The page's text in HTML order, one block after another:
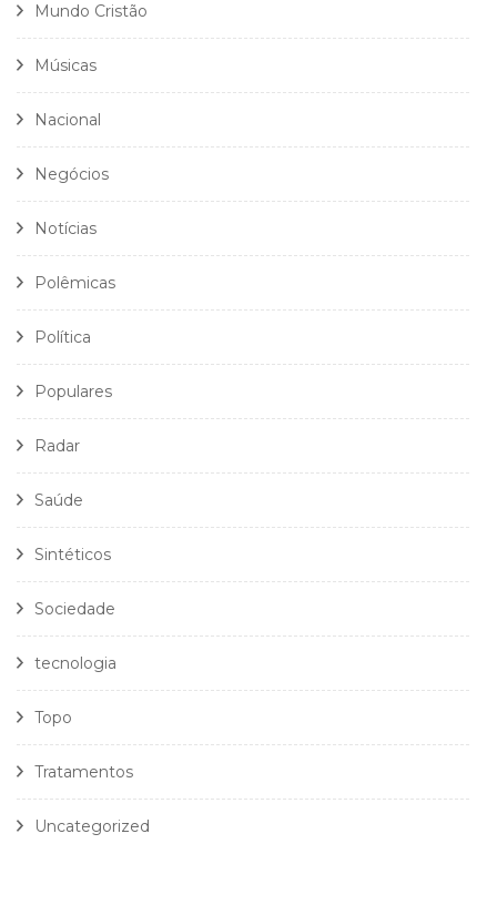
Mundo Cristão
Músicas
Nacional
Negócios
Notícias
Polêmicas
Política
Populares
Radar
Saúde
Sintéticos
Sociedade
tecnologia
Topo
Tratamentos
Uncategorized